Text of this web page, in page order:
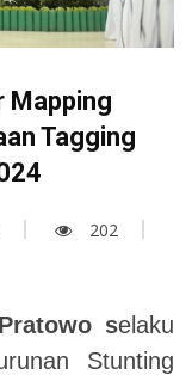
Mapping
Tagging
202
selaku
Stunting